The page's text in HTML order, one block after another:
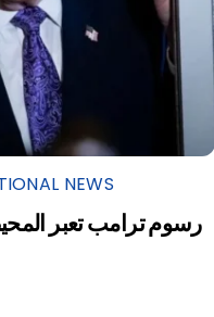
NEWS
رسوم ترامب تعبر